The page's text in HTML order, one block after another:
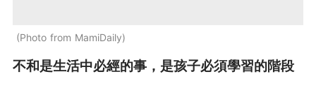
Photo from MamiDaily
不和是生活中必經的事，是孩子必須學習的階段